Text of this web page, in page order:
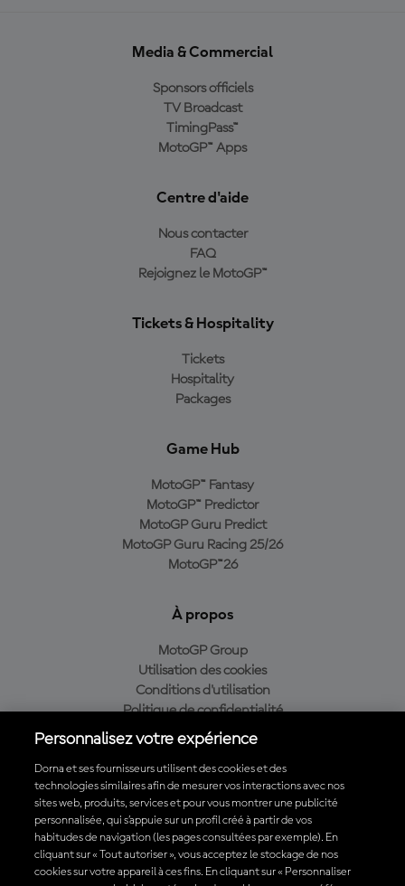
Media & Commercial
Sponsors officiels
TV Broadcast
TimingPass™
MotoGP™ Apps
Centre d'aide
Nous contacter
FAQ
Rejoignez le MotoGP™
Tickets & Hospitality
Tickets
Hospitality
Packages
Game Hub
MotoGP™ Fantasy
MotoGP™ Predictor
MotoGP Guru Predict
MotoGP Guru Racing 25/26
MotoGP™26
À propos
MotoGP Group
Utilisation des cookies
Conditions d'utilisation
Politique de confidentialité
Politique d’achat
Télécharger l'appli officielle du MotoGP™
Personnalisez votre expérience
Dorna et ses fournisseurs utilisent des cookies et des
technologies similaires afin de mesurer vos interactions avec nos
sites web, produits, services et pour vous montrer une publicité
personnalisée, qui s’appuie sur un profil créé à partir de vos
habitudes de navigation (les pages consultées par exemple). En
cliquant sur « Tout autoriser », vous acceptez le stockage de nos
cookies sur votre appareil à ces fins. En cliquant sur « Personnaliser